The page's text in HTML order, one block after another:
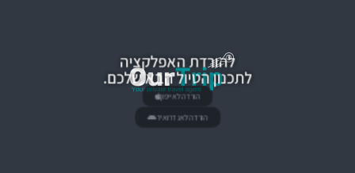
להורדת האפלקציה
לתכנון הטיול הבא שלכם.
הורדה לאייפון
הורדה לאנדרואיד